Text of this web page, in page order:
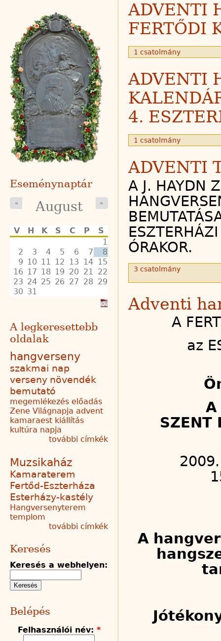
ADVENTI
FERTŐDI
1 csatolmány
ADVENTI
4.
1 csatolmány
ADVENTI
A J. HAYDN
ÓRAKOR.
3 csatolmány
Adventi
A
az
A
SZENT
A
Eseménynaptár
« August »
V H K S C P
S
1
2
3 4 5 6 7
8
9 10 11 12 13 14 15
16 17 18 19 20 21
22
23 24 25 26 27 28 29
30 31
A legkeresettebb
oldalak
hangverseny
szakmai nap
verseny növendék
bemutató
megemlékezés előadás
Zene Világnapja advent
kamaraest kiállítás
kultúra napja
további címkék
Muzsikaház
Kamaraterem
Fertőd-Eszterháza
Esterházy-kastély
Hangversenyterem
templom
további címkék
Keresés
Keresés a webhelyen:
Belépés
Felhasználói név: *